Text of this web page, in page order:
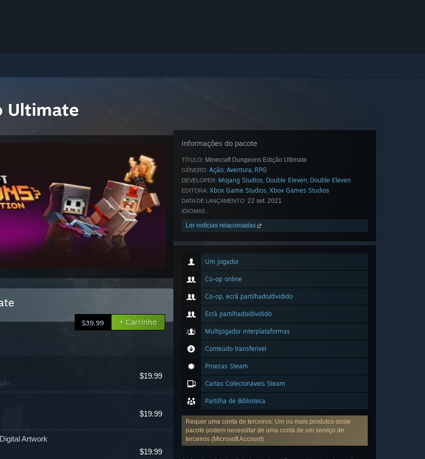
Ultimate
$39.99 + Carrinho
$19.99
$19.99
$19.99
Artwork
Informações do pacote
TÍTULO: Minecraft Dungeons Edição Ultimate
GÉNERO: Ação, Aventura, RPG
DEVELOPER: Mojang Studios, ‪Double Eleven, Double Eleven
EDITORA: Xbox Game Studios, Xbox Games Studios
DATA DE LANÇAMENTO: 22 set. 2021
IDIOMAS :
Ler notícias relacionadas
Um jogador
Co-op online
Co-op, ecrã partilhado/dividido
Ecrã partilhado/dividido
Multijogador interplataformas
Conteúdo transferível
Proezas Steam
Cartas Colecionáveis Steam
Partilha de Biblioteca
Requer uma conta de terceiros: Um ou mais produtos deste
pacote podem necessitar de uma conta de um serviço de
terceiros (Microsoft Account).